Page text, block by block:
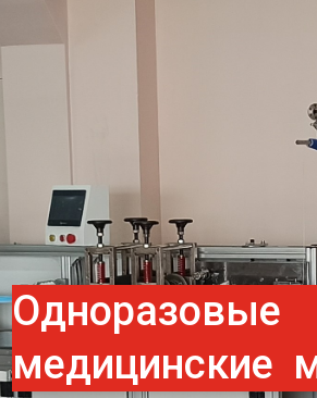
Одноразовые
медицинские